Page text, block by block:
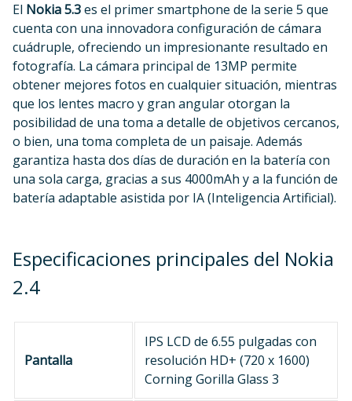
El Nokia 5.3es el primer smartphone de la serie 5 que
cuenta con una innovadora configuración de cámara
cuádruple, ofreciendo un impresionante resultado en
fotografía. La cámara principal de 13MP permite
obtener mejores fotos en cualquier situación, mientras
que los lentes macro y gran angular otorgan la
posibilidad de una toma a detalle de objetivos cercanos,
o bien, una toma completa de un paisaje. Además
garantiza hasta dos días de duración en la batería con
una sola carga, gracias a sus 4000mAh y a la función de
batería adaptable asistida por IA (Inteligencia Artificial).
Especificaciones principales del Nokia
2.4
Pantalla
IPS LCD de 6.55 pulgadas con
resolución HD+ (720 x 1600)
Corning Gorilla Glass 3